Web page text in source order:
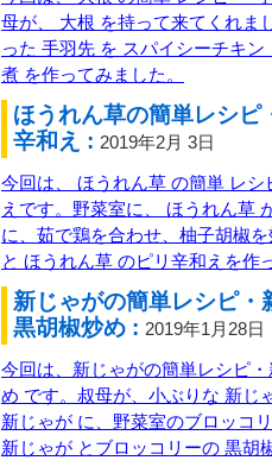
母が、 大根 を持って来てくれま
った 手羽先 を スパイシーチキ
煮 を作ってみました。
ほうれん草の簡単レシピ
辛和え : 2019年2月 3日
今回は、 ほうれん草 の簡単 レ
えです。野菜室に、 ほうれん草
に、茹で鶏を合わせ、柚子胡椒
と ほうれん草 のピリ辛和えを作
新じゃがの簡単レシピ・
黒胡椒炒め : 2019年1月28日
今回は、新じゃがの簡単レシピ
め です。叔母が、小ぶりな 新じ
新じゃが に、野菜室のブロッコ
新じゃが とブロッコリーの 黒胡